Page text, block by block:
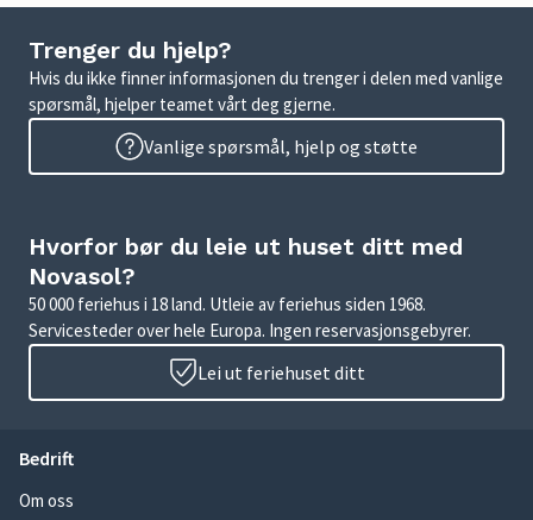
Trenger du hjelp?
Hvis du ikke finner informasjonen du trenger i delen med vanlige
spørsmål, hjelper teamet vårt deg gjerne.
Vanlige spørsmål, hjelp og støtte
Hvorfor bør du leie ut huset ditt med
Novasol?
50 000 feriehus i 18 land. Utleie av feriehus siden 1968.
Servicesteder over hele Europa. Ingen reservasjonsgebyrer.
Lei ut feriehuset ditt
Bedrift
Om oss